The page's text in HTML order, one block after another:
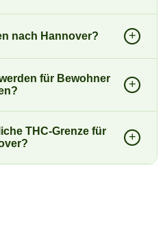
nach Hannover? +
für Bewohner
+
THC-Grenze für
+